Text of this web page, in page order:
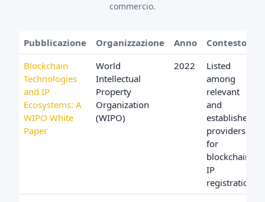
commercio.
Pubblicazione Organizzazione Anno
Contesto
Blockchain
Technologies
and IP
Ecosystems: A
WIPO White
Paper
World
Intellectual
Property
Organization
(WIPO)
2022
Listed
among
relevant
and
established
providers
for
blockchain
IP
registration